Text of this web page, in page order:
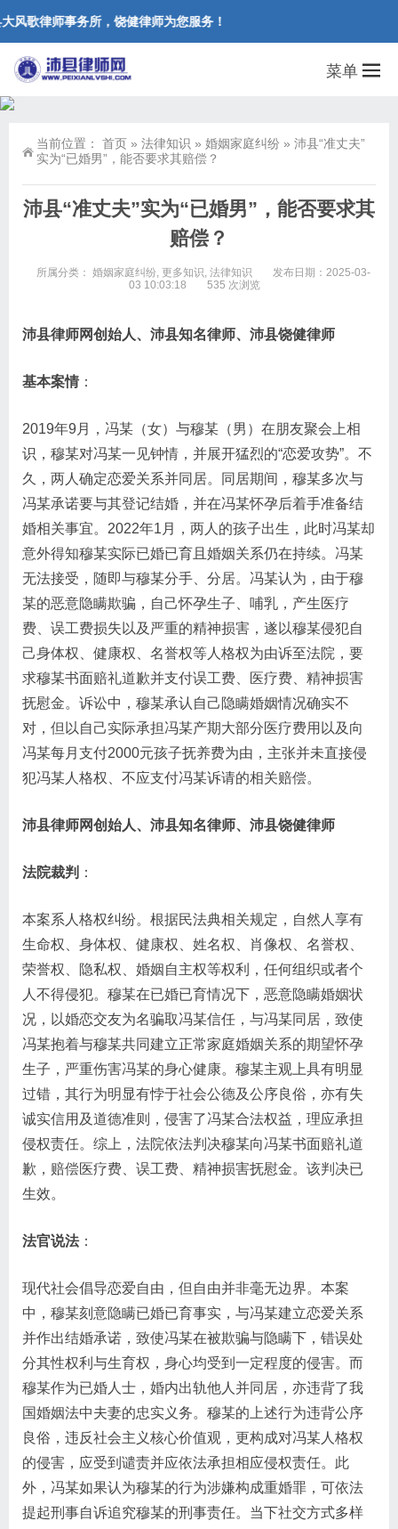
风歌律师事务所，饶健律师为您服务！
菜单
当前位置： 首页 » 法律知识 » 婚姻家庭纠纷 » 沛县“准丈夫”
实为“已婚男”，能否要求其赔偿？
沛县“准丈夫”实为“已婚男”，能否要求其
赔偿？
所属分类： 婚姻家庭纠纷, 更多知识, 法律知识
发布日期：2025-03-
03 10:03:18
535 次浏览
沛县律师网创始人、沛县知名律师、沛县饶健律师
基本案情：
2019年9月，冯某（女）与穆某（男）在朋友聚会上相
识，穆某对冯某一见钟情，并展开猛烈的“恋爱攻势”。不
久，两人确定恋爱关系并同居。同居期间，穆某多次与
冯某承诺要与其登记结婚，并在冯某怀孕后着手准备结
婚相关事宜。2022年1月，两人的孩子出生，此时冯某却
意外得知穆某实际已婚已育且婚姻关系仍在持续。冯某
无法接受，随即与穆某分手、分居。冯某认为，由于穆
某的恶意隐瞒欺骗，自己怀孕生子、哺乳，产生医疗
费、误工费损失以及严重的精神损害，遂以穆某侵犯自
己身体权、健康权、名誉权等人格权为由诉至法院，要
求穆某书面赔礼道歉并支付误工费、医疗费、精神损害
抚慰金。诉讼中，穆某承认自己隐瞒婚姻情况确实不
对，但以自己实际承担冯某产期大部分医疗费用以及向
冯某每月支付2000元孩子抚养费为由，主张并未直接侵
犯冯某人格权、不应支付冯某诉请的相关赔偿。
沛县律师网创始人、沛县知名律师、沛县饶健律师
法院裁判 ：
本案系人格权纠纷。根据民法典相关规定，自然人享有
生命权、身体权、健康权、姓名权、肖像权、名誉权、
荣誉权、隐私权、婚姻自主权等权利，任何组织或者个
人不得侵犯。穆某在已婚已育情况下，恶意隐瞒婚姻状
况，以婚恋交友为名骗取冯某信任，与冯某同居，致使
冯某抱着与穆某共同建立正常家庭婚姻关系的期望怀孕
生子，严重伤害冯某的身心健康。穆某主观上具有明显
过错，其行为明显有悖于社会公德及公序良俗，亦有失
诚实信用及道德准则，侵害了冯某合法权益，理应承担
侵权责任。综上，法院依法判决穆某向冯某书面赔礼道
歉，赔偿医疗费、误工费、精神损害抚慰金。该判决已
生效。
法官说法：
现代社会倡导恋爱自由，但自由并非毫无边界。本案
中，穆某刻意隐瞒已婚已育事实，与冯某建立恋爱关系
并作出结婚承诺，致使冯某在被欺骗与隐瞒下，错误处
分其性权利与生育权，身心均受到一定程度的侵害。而
穆某作为已婚人士，婚内出轨他人并同居，亦违背了我
国婚姻法中夫妻的忠实义务。穆某的上述行为违背公序
良俗，违反社会主义核心价值观，更构成对冯某人格权
的侵害，应受到谴责并应依法承担相应侵权责任。此
外，冯某如果认为穆某的行为涉嫌构成重婚罪，可依法
提起刑事自诉追究穆某的刑事责任。当下社交方式多样